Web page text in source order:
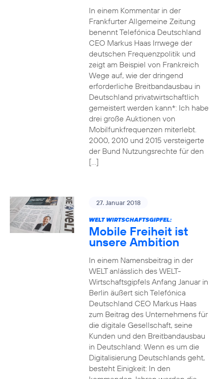
In einem Kommentar in der
Frankfurter Allgemeine Zeitung
benennt Telefónica Deutschland
CEO Markus Haas Irrwege der
deutschen Frequenzpolitik und
zeigt am Beispiel von Frankreich
Wege auf, wie der dringend
erforderliche Breitbandausbau in
Deutschland privatwirtschaftlich
gemeistert werden kann*: Ich habe
drei große Auktionen von
Mobilfunkfrequenzen miterlebt.
2000, 2010 und 2015 versteigerte
der Bund Nutzungsrechte für den
[…]
27. Januar 2018
WELT WIRTSCHAFTSGIPFEL:
Mobile Freiheit ist
unsere Ambition
In einem Namensbeitrag in der
WELT anlässlich des WELT-
Wirtschaftsgipfels Anfang Januar in
Berlin äußert sich Telefónica
Deutschland CEO Markus Haas
zum Beitrag des Unternehmens für
die digitale Gesellschaft, seine
Kunden und den Breitbandausbau
in Deutschland: Wenn es um die
Digitalisierung Deutschlands geht,
besteht Einigkeit: In den